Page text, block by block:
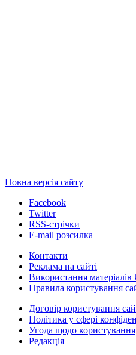
Повна версія сайту
Facebook
Twitter
RSS-стрічки
E-mail розсилка
Контакти
Реклама на сайті
Використання матеріалів
Правила користування
Договір користування
Політика у сфері
Угода щодо користування
Редакція